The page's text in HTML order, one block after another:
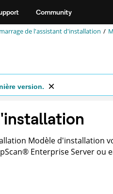
Community
de l'assistant d'installation
version.
Modèle d'installation
®Enterprise Serverou